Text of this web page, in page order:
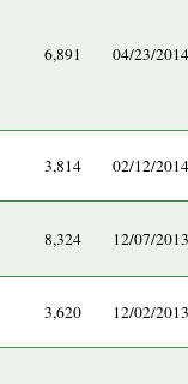
6,891 04/23/
3,814 02/12/
8,324 12/07/
3,620 12/02/